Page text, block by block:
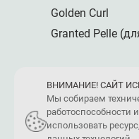
Golden Curl
Granted Pelle
ВНИМАНИЕ! САЙТ
Мы собираем
работоспособности
использовать